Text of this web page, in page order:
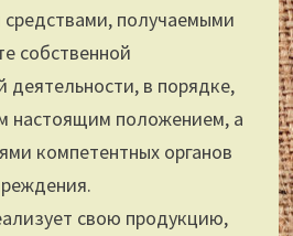
получаемыми
собственной
деятельности, в порядке,
настоящим положением, а
компетентных органов
свою продукцию,